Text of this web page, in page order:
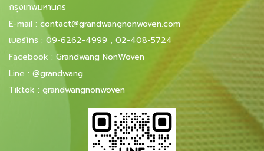
กรุงเทพมหานคร
E-mail : contact@grandwangnonwoven.com
เบอร์โทร : 09-6262-4999 , 02-408-5724
Facebook : Grandwang NonWoven
Line : @grandwang
Tiktok : grandwangnonwoven